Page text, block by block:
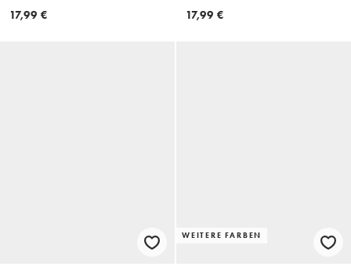
Schwarz
17,99 €
17,99 €
WEITERE FARBEN